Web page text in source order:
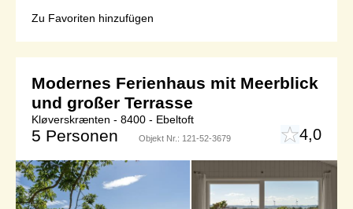
Zu Favoriten hinzufügen
Modernes Ferienhaus mit Meerblick
und großer Terrasse
Kløverskrænten - 8400 - Ebeltoft
5 Personen Objekt Nr.: 121-52-3679 4,0